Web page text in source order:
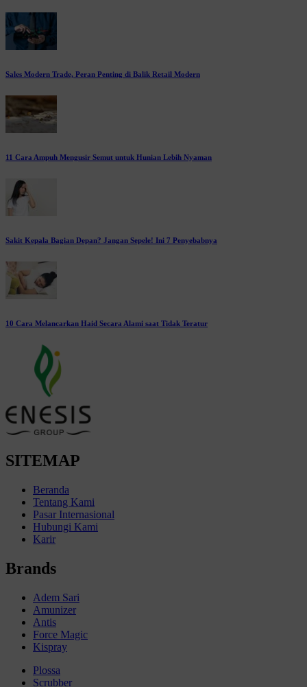
Sales Modern Trade, Peran Penting di Balik Retail Modern
11 Cara Ampuh Mengusir Semut untuk Hunian Lebih Nyaman
Sakit Kepala Bagian Depan? Jangan Sepele! Ini 7 Penyebabnya
10 Cara Melancarkan Haid Secara Alami saat Tidak Teratur
SITEMAP
Beranda
Tentang Kami
Pasar Internasional
Hubungi Kami
Karir
Brands
Adem Sari
Amunizer
Antis
Force Magic
Kispray
Plossa
Scrubber